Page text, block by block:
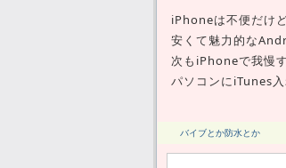
iPhoneは不便だけ
安くて魅力的な
次もiPhoneで我慢
パソコンにiTunes
バイブとか防水とか